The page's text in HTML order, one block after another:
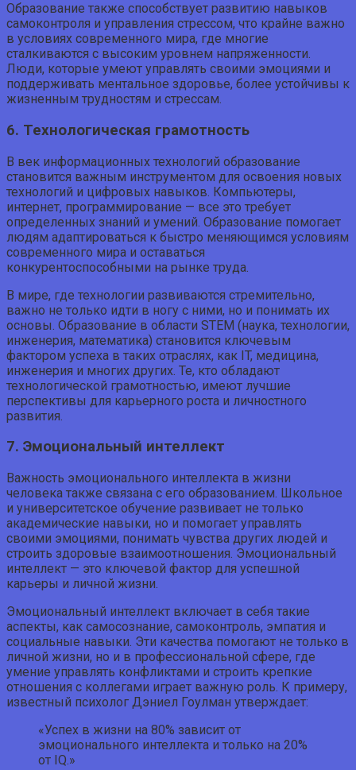
Образование также способствует развитию навыков
самоконтроля и управления стрессом, что крайне важно
в условиях современного мира, где многие
сталкиваются с высоким уровнем напряженности.
Люди, которые умеют управлять своими эмоциями и
поддерживать ментальное здоровье, более устойчивы к
жизненным трудностям и стрессам.
6. Технологическая грамотность
В век информационных технологий образование
становится важным инструментом для освоения новых
технологий и цифровых навыков. Компьютеры,
интернет, программирование — все это требует
определенных знаний и умений. Образование помогает
людям адаптироваться к быстро меняющимся условиям
современного мира и оставаться
конкурентоспособными на рынке труда.
В мире, где технологии развиваются стремительно,
важно не только идти в ногу с ними, но и понимать их
основы. Образование в области STEM (наука, технологии,
инженерия, математика) становится ключевым
фактором успеха в таких отраслях, как IT, медицина,
инженерия и многих других. Те, кто обладают
технологической грамотностью, имеют лучшие
перспективы для карьерного роста и личностного
развития.
7. Эмоциональный интеллект
Важность эмоционального интеллекта в жизни
человека также связана с его образованием. Школьное
и университетское обучение развивает не только
академические навыки, но и помогает управлять
своими эмоциями, понимать чувства других людей и
строить здоровые взаимоотношения. Эмоциональный
интеллект — это ключевой фактор для успешной
карьеры и личной жизни.
Эмоциональный интеллект включает в себя такие
аспекты, как самосознание, самоконтроль, эмпатия и
социальные навыки. Эти качества помогают не только в
личной жизни, но и в профессиональной сфере, где
умение управлять конфликтами и строить крепкие
отношения с коллегами играет важную роль. К примеру,
известный психолог Дэниел Гоулман утверждает:
«Успех в жизни на 80% зависит от
эмоционального интеллекта и только на 20%
от IQ.»